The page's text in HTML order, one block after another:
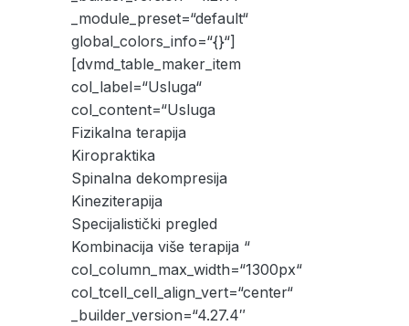
_module_preset=“default“
global_colors_info=“{}“]
[dvmd_table_maker_item
col_label=“Usluga“
col_content=“Usluga
Fizikalna terapija
Kiropraktika
Spinalna dekompresija
Kineziterapija
Specijalistički pregled
Kombinacija više terapija “
col_column_max_width=“1300px“
col_tcell_cell_align_vert=“center“
_builder_version=“4.27.4″